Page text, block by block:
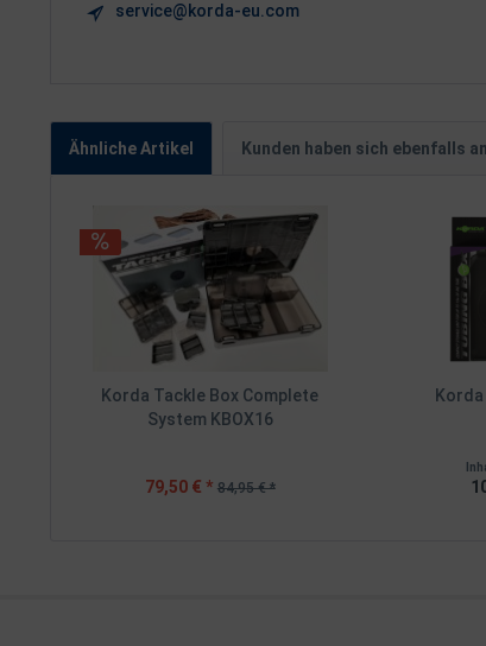
service@korda-eu.com
Ähnliche Artikel Kunden haben sich ebenfalls
Korda Tackle Box Complete
System KBOX16
79,50 € * 84,95 € *